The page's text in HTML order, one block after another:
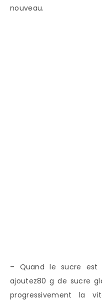
nouveau.
– Quand le sucre est
ajoutez80 g de sucre
progressivement la